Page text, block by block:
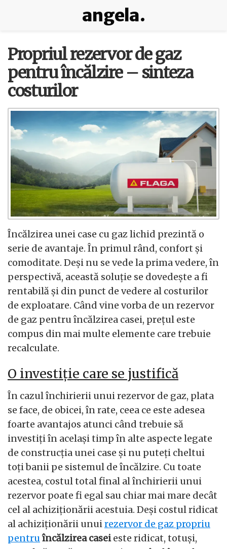
angela.
Propriul rezervor de gaz
pentru încălzire – sinteza
costurilor
Încălzirea unei case cu gaz lichid prezintă o
serie de avantaje. În primul rând, confort și
comoditate. Deși nu se vede la prima vedere, în
perspectivă, această soluție se dovedește a fi
rentabilă și din punct de vedere al costurilor
de exploatare. Când vine vorba de un rezervor
de gaz pentru încălzirea casei, prețul este
compus din mai multe elemente care trebuie
recalculate.
O investiție care se justifică
În cazul închirierii unui rezervor de gaz, plata
se face, de obicei, în rate, ceea ce este adesea
foarte avantajos atunci când trebuie să
investiți în același timp în alte aspecte legate
de construcția unei case și nu puteți cheltui
toți banii pe sistemul de încălzire. Cu toate
acestea, costul total final al închirierii unui
rezervor poate fi egal sau chiar mai mare decât
cel al achiziționării acestuia. Deși costul ridicat
al achiziționării unuirezervor de gaz propriu
pentruîncălzirea caseieste ridicat, totuși,